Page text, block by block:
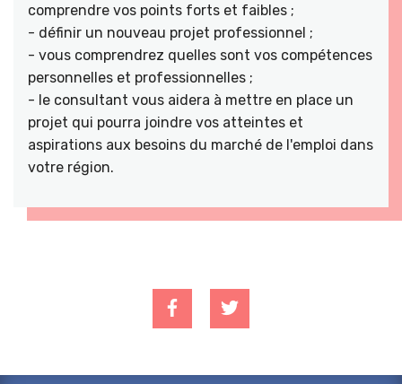
comprendre vos points forts et faibles ;
- définir un nouveau projet professionnel ;
- vous comprendrez quelles sont vos compétences
personnelles et professionnelles ;
- le consultant vous aidera à mettre en place un
projet qui pourra joindre vos atteintes et
aspirations aux besoins du marché de l'emploi dans
votre région.